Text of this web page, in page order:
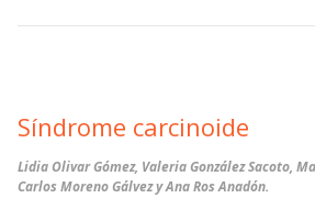
Síndrome carcinoide
Lidia Olivar Gómez, Valeria González Sacoto,
Carlos Moreno Gálvez y Ana Ros Anadón.